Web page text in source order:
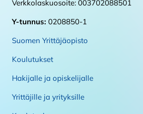
Verkkolaskuosoite: 003702088501
Y-tunnus: 0208850-1
Suomen Yrittäjäopisto
Koulutukset
Hakijalle ja opiskelijalle
Yrittäjille ja yrityksille